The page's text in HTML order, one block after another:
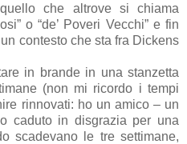
che altrove si chiama
o “de’ Poveri Vecchi” e fin
contesto che sta fra Dickens
in brande in una stanzetta
(non mi ricordo i tempi
rinnovati: ho un amico – un
caduto in disgrazia per una
scadevano le tre settimane,